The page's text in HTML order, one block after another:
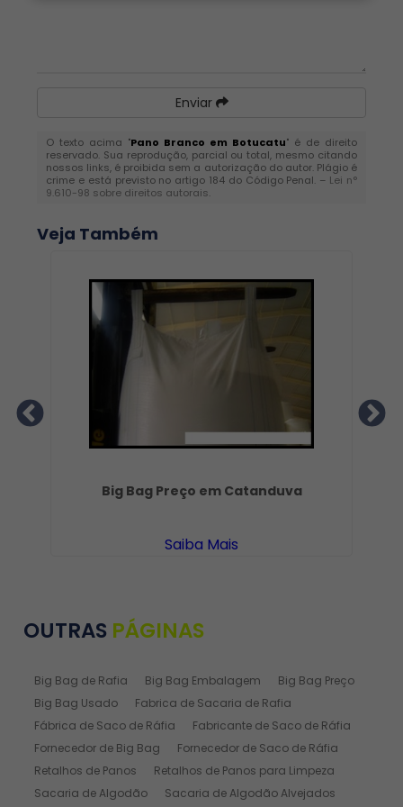
Enviar
O texto acima "Pano Branco em Botucatu" é de direito
reservado. Sua reprodução, parcial ou total, mesmo citando
nossos links, é proibida sem a autorização do autor. Plágio é
crime e está previsto no artigo 184 do Código Penal. – Lei n°
9.610-98 sobre direitos autorais.
Veja Também
Big Bag Preço em Catanduva
Saiba Mais
OUTRAS PÁGINAS
Big Bag de Rafia Big Bag Embalagem
Big Bag Preço
Big Bag Usado
Fabrica de Sacaria de Rafia
Fábrica de Saco de Ráfia
Fabricante de Saco de Ráfia
Fornecedor de Big Bag
Fornecedor de Saco de Ráfia
Retalhos de Panos
Retalhos de Panos para Limpeza
Sacaria de Algodão
Sacaria de Algodão Alvejados